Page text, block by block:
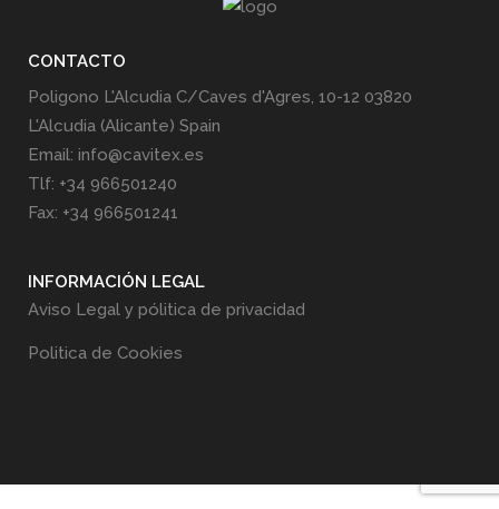
CONTACTO
Poligono L'Alcudia C/Caves d'Agres, 10-12 03820
L'Alcudia (Alicante) Spain
Email: info@cavitex.es
Tlf: +34 966501240
Fax: +34 966501241
INFORMACIÓN LEGAL
Aviso Legal y pólitica de privacidad
Politica de Cookies